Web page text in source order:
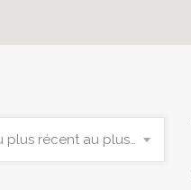
Du plus récent au plus ancien